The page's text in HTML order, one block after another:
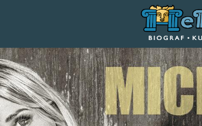
Helios Biograf